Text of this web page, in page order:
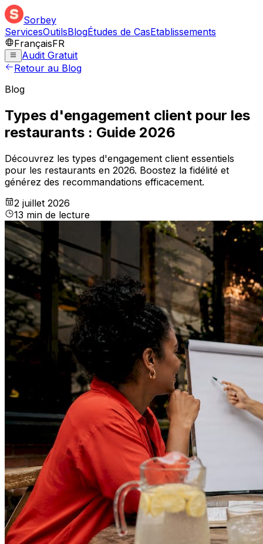
Sorbey
ServicesOutilsBlogÉtudes de CasEtablissements
FrançaisFR
Audit Gratuit
Retour au Blog
Blog
Types d'engagement client pour les
restaurants : Guide 2026
Découvrez les types d'engagement client essentiels
pour les restaurants en 2026. Boostez la fidélité et
générez des recommandations efficacement.
2 juillet 2026
13 min de lecture